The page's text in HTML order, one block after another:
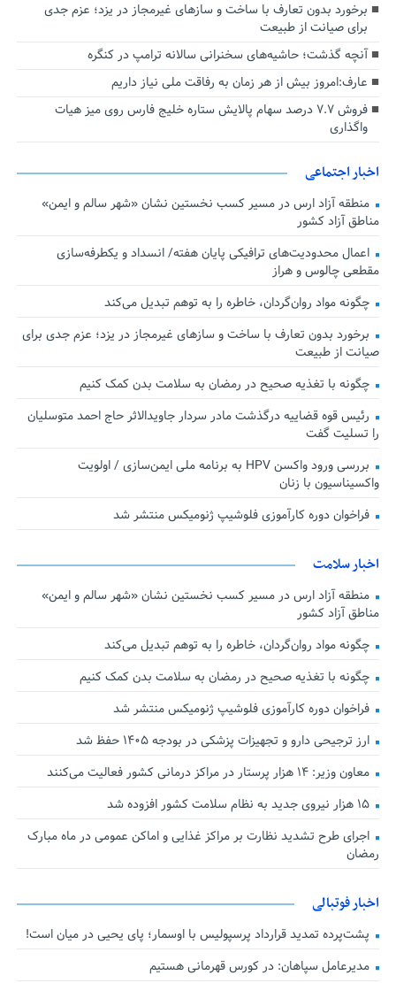
برخورد بدون تعارف با ساخت‌ و سازهای غیرمجاز در یزد؛ عزم جدی
برای صیانت از طبیعت
آنچه گذشت؛ حاشیه‌های سخنرانی سالانه ترامپ در کنگره
عارف:امروز بیش از هر زمان به رفاقت ملی نیاز داریم
فروش ۷.۷ درصد سهام پالایش ستاره خلیج فارس روی میز هیات
واگذاری
اخبار اجتماعی
منطقه آزاد ارس در مسیر کسب نخستین نشان «شهر سالم و ایمن»
مناطق آزاد کشور
اعمال محدودیت‌های ترافیکی پایان هفته/ انسداد و یکطرفه‌سازی
مقطعی چالوس و هراز
چگونه مواد روان‌گردان، خاطره را به توهم تبدیل می‌کند
برخورد بدون تعارف با ساخت‌ و سازهای غیرمجاز در یزد؛ عزم جدی برای
صیانت از طبیعت
چگونه با تغذیه صحیح در رمضان به سلامت بدن کمک کنیم
رئیس قوه قضاییه درگذشت مادر سردار جاویدالاثر حاج احمد متوسلیان
را تسلیت گفت
بررسی ورود واکسن HPV به برنامه ملی ایمن‌سازی / اولویت
واکسیناسیون با زنان
فراخوان دوره کارآموزی فلوشیپ ژنومیکس منتشر شد
اخبار سلامت
منطقه آزاد ارس در مسیر کسب نخستین نشان «شهر سالم و ایمن»
مناطق آزاد کشور
چگونه مواد روان‌گردان، خاطره را به توهم تبدیل می‌کند
چگونه با تغذیه صحیح در رمضان به سلامت بدن کمک کنیم
فراخوان دوره کارآموزی فلوشیپ ژنومیکس منتشر شد
ارز ترجیحی دارو و تجهیزات پزشکی در بودجه ۱۴۰۵ حفظ شد
معاون وزیر: ۱۴ هزار پرستار در مراکز درمانی کشور فعالیت می‌کنند
۱۵ هزار نیروی جدید به نظام سلامت کشور افزوده شد
اجرای طرح تشدید نظارت بر مراکز غذایی و اماکن عمومی در ماه مبارک
رمضان
اخبار فوتبالی
پشت‌پرده تمدید قرارداد پرسپولیس با اوسمار؛ پای یحیی در میان است!
مدیرعامل سپاهان: در کورس قهرمانی هستیم